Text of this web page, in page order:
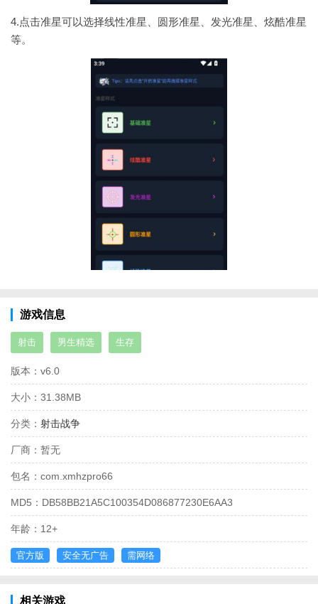
4.点击准星可以选择线性准星、圆形准星、发光准星、炫酷准星
等。
游戏信息
射击 男生精选 生存
版本： v6.0
大小： 31.38MB
分类： 射击战争
厂商： 暂无
包名： com.xmhzpro66
MD5： DB58BB21A5C100354D086877230E6AA3
年龄： 12+
官方版 安全无广告 需网络
相关游戏